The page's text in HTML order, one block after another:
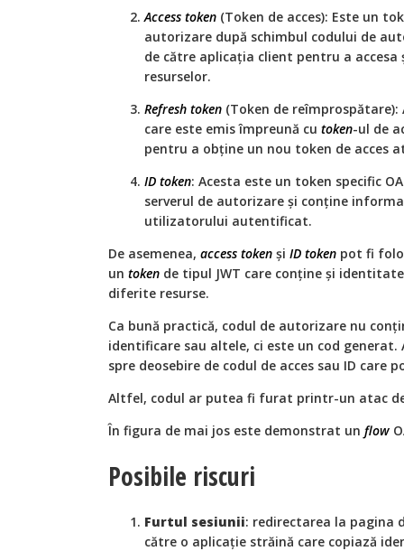
Access token (Token de acces): Este un
autorizare după schimbul codului de
de către aplicația client pentru a accesa
resurselor.
Refresh token (Token de
care este emis împreună cu token-ul de
pentru a obține un nou token de acces
ID token: Acesta este un token specific
serverul de autorizare și conține
utilizatorului autentificat.
De asemenea, access token și ID token pot fi
un token de tipul JWT care conține și
diferite resurse.
Ca bună practică, codul de autorizare nu
identificare sau altele, ci este un cod
spre deosebire de codul de acces sau ID care
Altfel, codul ar putea fi furat printr-un atac
În figura de mai jos este demonstrat un flow
Posibile riscuri
Furtul sesiunii: redirectarea la pagina
către o aplicație străină care copiază